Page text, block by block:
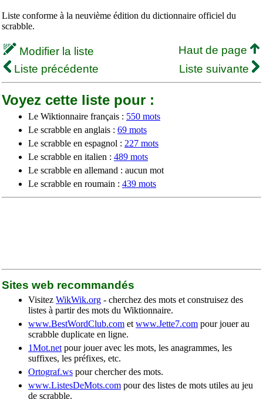
Liste conforme à la neuvième édition du dictionnaire officiel du
scrabble.
Modifier la liste
Haut de page
Liste précédente
Liste suivante
Voyez cette liste pour :
Le Wiktionnaire français : 550 mots
Le scrabble en anglais : 69 mots
Le scrabble en espagnol : 227 mots
Le scrabble en italien : 489 mots
Le scrabble en allemand : aucun mot
Le scrabble en roumain : 439 mots
Sites web recommandés
Visitez WikWik.org - cherchez des mots et construisez des
listes à partir des mots du Wiktionnaire.
www.BestWordClub.com et www.Jette7.com pour jouer au
scrabble duplicate en ligne.
1Mot.net pour jouer avec les mots, les anagrammes, les
suffixes, les préfixes, etc.
Ortograf.ws pour chercher des mots.
www.ListesDeMots.com pour des listes de mots utiles au jeu
de scrabble.